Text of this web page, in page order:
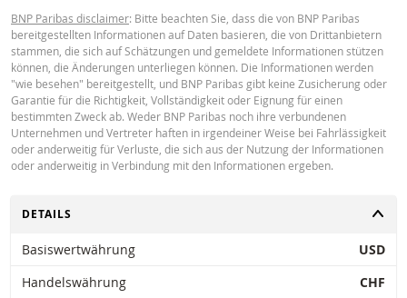
Key Information Document (FR)
PREISINFORMATION
Latest Product Quotes CSV
Restrike history xlsx
BNP Paribas disclaimer: Bitte beachten Sie, dass die von BNP Paribas
bereitgestellten Informationen auf Daten basieren, die von Drittanbietern
stammen, die sich auf Schätzungen und gemeldete Informationen stützen
können, die Änderungen unterliegen können. Die Informationen werden
"wie besehen" bereitgestellt, und BNP Paribas gibt keine Zusicherung oder
Garantie für die Richtigkeit, Vollständigkeit oder Eignung für einen
bestimmten Zweck ab. Weder BNP Paribas noch ihre verbundenen
Unternehmen und Vertreter haften in irgendeiner Weise bei Fahrlässigkeit
oder anderweitig für Verluste, die sich aus der Nutzung der Informationen
oder anderweitig in Verbindung mit den Informationen ergeben.
UMSCHALTEN
DETAILS
Basiswertwährung
USD
Handelswährung
CHF